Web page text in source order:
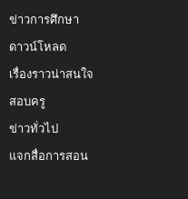
ข่าวการศึกษา
ดาวน์โหลด
เรื่องราวน่าสนใจ
สอบครู
ข่าวทั่วไป
แจกสื่อการสอน